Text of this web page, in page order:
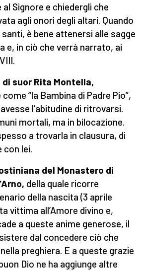
Signore e chiedergli che
agli onori degli altari. Quando
è bene attenersi alle sagge
e, in ciò che verrà narrato, ai
suor Rita Montella,
“la Bambina di Padre Pio”,
l’abitudine di ritrovarsi.
mortali, ma in bilocazione.
a trovarla in clausura, di
con lei.
del Monastero di
della quale ricorre
della nascita (3 aprile
vittima all’Amore divino e,
a queste anime generose, il
dal concedere ciò che
preghiera. E a queste grazie
Dio ne ha aggiunge altre